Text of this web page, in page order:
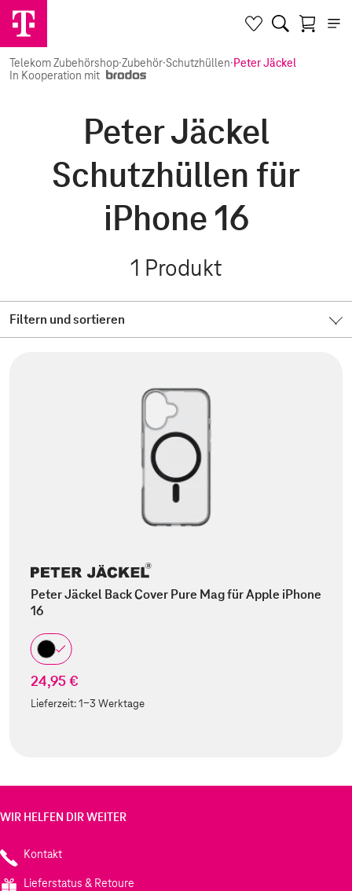
Telekom Zubehörshop·Zubehör·Schutzhüllen·Peter Jäckel
In Kooperation mit
Peter Jäckel
Schutzhüllen für
iPhone 16
1 Produkt
Filtern und sortieren
Peter Jäckel Back Cover Pure Mag für Apple iPhone
16
24,95 €
Lieferzeit:1-3 Werktage
WIR HELFEN DIR WEITER
Kontakt
Lieferstatus & Retoure